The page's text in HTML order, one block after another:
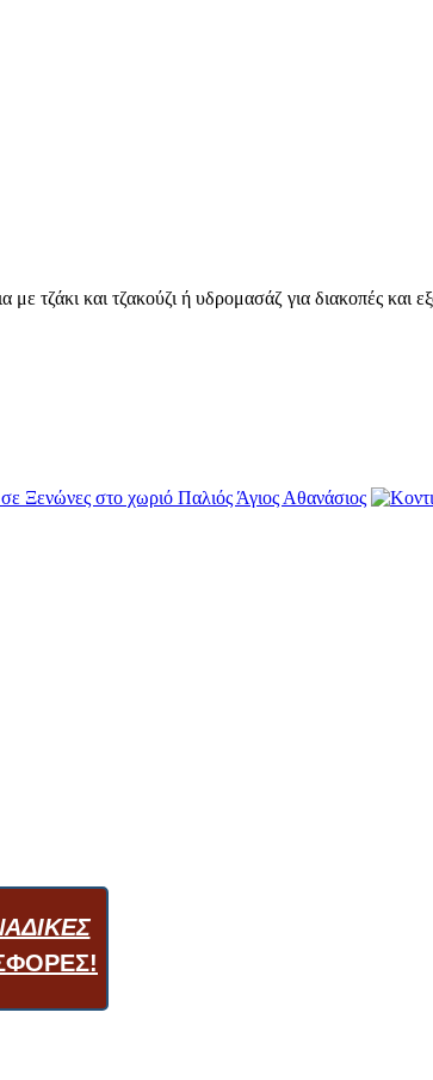
τζάκι και τζακούζι ή υδρομασάζ για διακοπές και